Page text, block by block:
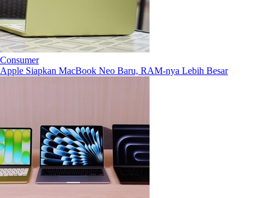
Consumer
Apple Siapkan MacBook Neo Baru, RAM-nya Lebih Besar